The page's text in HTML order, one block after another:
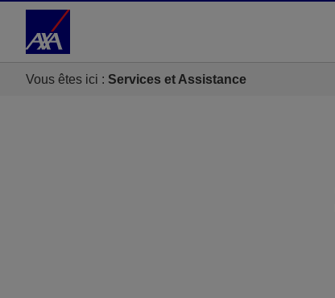
Accéder au Contenu
Vous êtes ici : Services et Assistance